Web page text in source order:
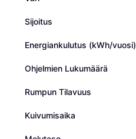
Sijoitus
Energiankulutus (kWh/vuosi)
Ohjelmien Lukumäärä
Rumpun Tilavuus
Kuivumisaika